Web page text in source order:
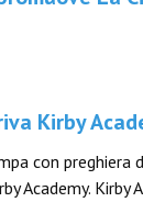
Kirby
con preghiera
Academy. Kirby